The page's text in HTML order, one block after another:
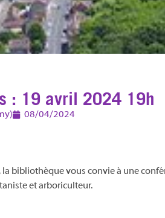
: 19 avril 2024 19h
08/04/2024
bibliothèque vous convie à une
et arboriculteur.